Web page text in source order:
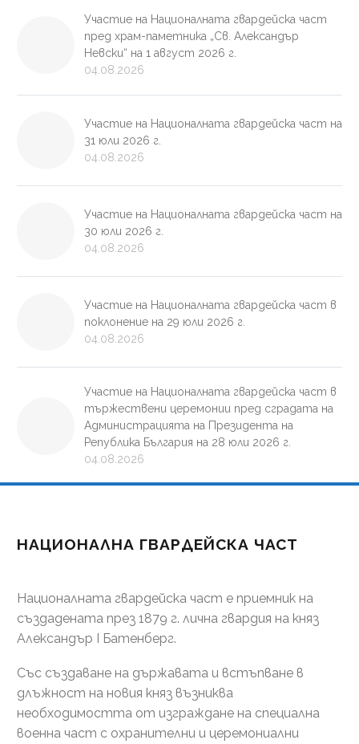
Участие на Националната гвардейска част
пред храм-паметника „Св. Александър
Невски“ на 1 август 2026 г.
04.08.2026
Участие на Националната гвардейска част на
31 юли 2026 г.
04.08.2026
Участие на Националната гвардейска част на
30 юли 2026 г.
04.08.2026
Участие на Националната гвардейска част в
поклонение на 29 юли 2026 г.
04.08.2026
Участие на Националната гвардейска част в
тържествени церемонии пред сградата на
Администрацията на Президента на
Република България на 28 юли 2026 г.
04.08.2026
НАЦИОНАЛНА ГВАРДЕЙСКА ЧАСТ
Националната гвардейска част е приемник на
създадената през 1879 г. лична гвардия на княз
Александър І Батенберг.
Със създаване на държавата и встъпване в
длъжност на новия княз възниква
необходимостта от изграждане на специална
военна част с охранителни и церемониални